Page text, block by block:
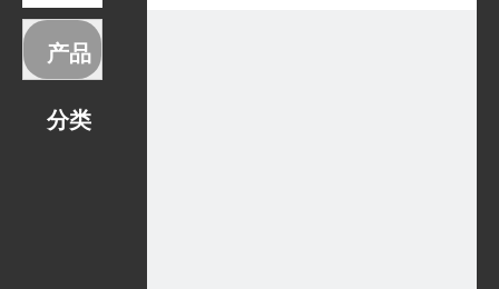
产品
分类